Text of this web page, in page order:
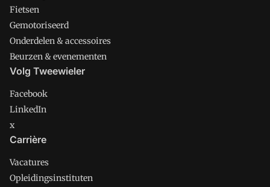
Fietsen
Gemotoriseerd
Onderdelen & accessoires
Beurzen & evenementen
Volg Tweewieler
Facebook
LinkedIn
x
Carrière
Vacatures
Opleidingsinstituten